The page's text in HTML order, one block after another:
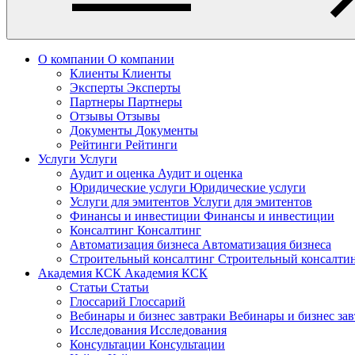
О компании О компании
Клиенты Клиенты
Эксперты Эксперты
Партнеры Партнеры
Отзывы Отзывы
Документы Документы
Рейтинги Рейтинги
Услуги Услуги
Аудит и оценка Аудит и оценка
Юридические услуги Юридические услуги
Услуги для эмитентов Услуги для эмитентов
Финансы и инвестиции Финансы и инвестиции
Консалтинг Консалтинг
Автоматизация бизнеса Автоматизация бизнеса
Строительный консалтинг Строительный
Академия КСК Академия КСК
Статьи Статьи
Глоссарий Глоссарий
Вебинары и бизнес завтраки Вебинары и бизнес
Исследования Исследования
Консультации Консультации